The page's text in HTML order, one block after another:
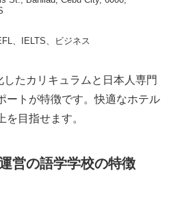
、IELTS、ビジネス
たカリキュラムと日本人専門
ートが特徴です。快適なホテル
目指せます。
営の語学学校の特徴